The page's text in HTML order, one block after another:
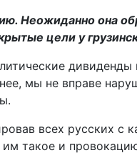
Неожиданно она
цели у
мы не вправе
всех русских
такое и